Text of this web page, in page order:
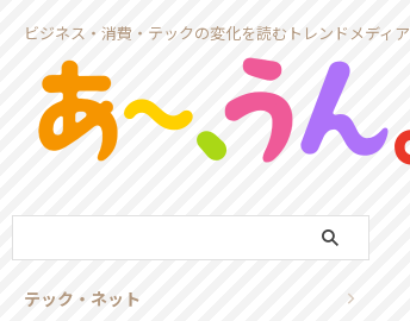
ビジネス・消費・テックの変化を読むトレンドメディア
テック・ネット